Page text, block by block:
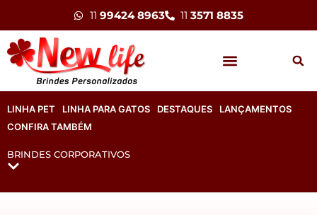
11 99424 8963 11 3571 8835
LINHA PET LINHA PARA GATOS DESTAQUES
LANÇAMENTOS
CONFIRA TAMBÉM
BRINDES CORPORATIVOS